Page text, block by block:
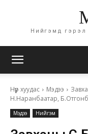
Нийгэмд
Нүүр хуудас Мэдээ
Н.Наранбаатар,
Мэдээ Нийгэм